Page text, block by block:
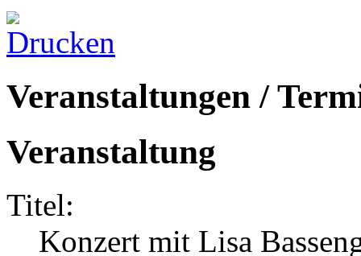
Veranstaltungen /
Veranstaltung
Titel:
Konzert mit Lisa